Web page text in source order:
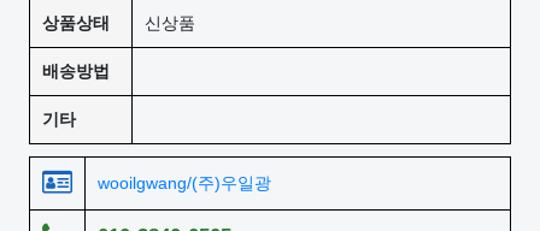
상품상태 신상품
배송방법
기타
wooilgwang/(주)우일광